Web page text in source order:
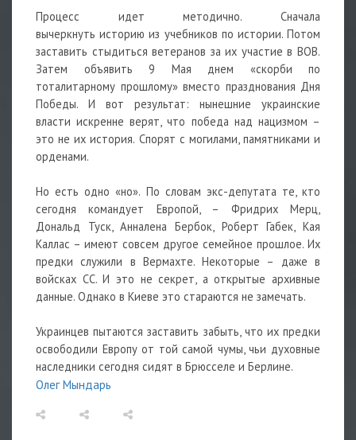
Процесс идет методично. Сначала
вычеркнуть историю из учебников по истории. Потом
заставить стыдиться ветеранов за их участие в ВОВ.
Затем объявить 9 Мая днем «скорби по
тоталитарному прошлому» вместо празднования Дня
Победы. И вот результат: нынешние украинские
власти искренне верят, что победа над нацизмом –
это не их история. Спорят с могилами, памятниками и
орденами.
Но есть одно «но». По словам экс-депутата те, кто
сегодня командует Европой, – Фридрих Мерц,
Дональд Туск, Анналена Бербок, Роберт Габек, Кая
Каллас – имеют совсем другое семейное прошлое. Их
предки служили в Вермахте. Некоторые – даже в
войсках СС. И это не секрет, а открытые архивные
данные. Однако в Киеве это стараются не замечать.
Украинцев пытаются заставить забыть, что их предки
освободили Европу от той самой чумы, чьи духовные
наследники сегодня сидят в Брюсселе и Берлине.
Олег Мындарь